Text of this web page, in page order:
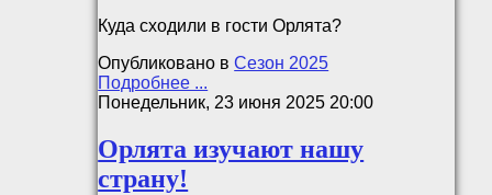
Куда сходили в гости Орлята?
Опубликовано в Сезон 2025
Подробнее ...
Понедельник, 23 июня 2025 20:00
Орлята изучают нашу
страну!